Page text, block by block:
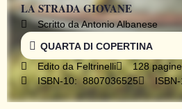
LA STRADA GIOVANE
Scritto da Antonio Albanese
QUARTA DI COPERTINA
Edito da Feltrinelli 128 pagine
ISBN-10: ‎ 8807036525